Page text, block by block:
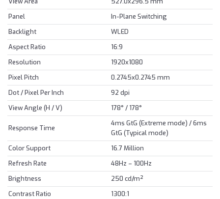
Panel
In-Plane Switching
Backlight
WLED
Aspect Ratio
16:9
Resolution
1920x1080
Pixel Pitch
0.2745x0.2745 mm
Dot / Pixel Per Inch
92 dpi
View Angle (H / V)
178° / 178°
Response Time
4ms GtG (Extreme mode) / 6ms
GtG (Typical mode)
Color Support
16.7 Million
Refresh Rate
48Hz – 100Hz
Brightness
250 cd/m²
Contrast Ratio
1300:1